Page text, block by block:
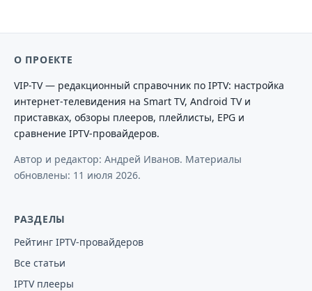
О ПРОЕКТЕ
VIP-TV — редакционный справочник по IPTV: настройка
интернет-телевидения на Smart TV, Android TV и
приставках, обзоры плееров, плейлисты, EPG и
сравнение IPTV-провайдеров.
Автор и редактор: Андрей Иванов. Материалы
обновлены: 11 июля 2026.
РАЗДЕЛЫ
Рейтинг IPTV-провайдеров
Все статьи
IPTV плееры